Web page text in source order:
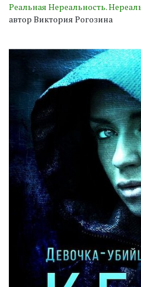
Реальная Нереальность.
автор Виктория Рогозина